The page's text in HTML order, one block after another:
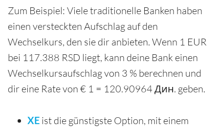
Zum Beispiel: Viele traditionelle Banken haben
einen versteckten Aufschlag auf den
Wechselkurs, den sie dir anbieten. Wenn 1 EUR
bei 117.388 RSD liegt, kann deine Bank einen
Wechselkursaufschlag von 3 % berechnen und
dir eine Rate von € 1 = 120.90964 Дин. geben.
XE ist die günstigste Option, mit einem